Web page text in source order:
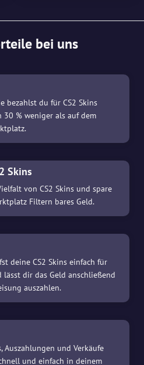
bei uns
bezahlst du für CS2 Skins
% weniger als auf dem
Skins
von CS2 Skins und spare
Filtern bares Geld.
deine CS2 Skins einfach für
lässt dir das Geld anschließend
auszahlen.
Auszahlungen und Verkäufe
und einfach in deinem